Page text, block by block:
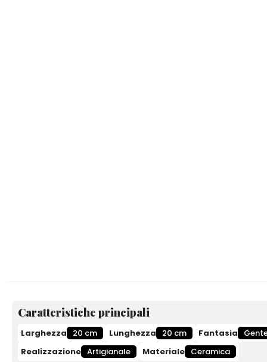
Caratteristiche principali
Larghezza 20 cm Lunghezza 20 cm Fantasia
Realizzazione Artigianale Materiale Ceramica